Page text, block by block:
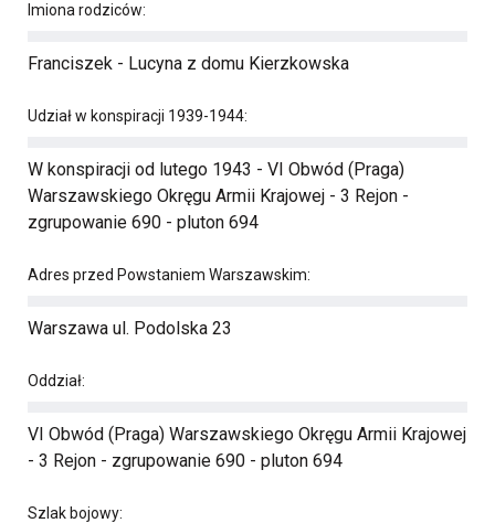
Imiona rodziców:
Franciszek - Lucyna z domu Kierzkowska
Udział w konspiracji 1939-1944:
W konspiracji od lutego 1943 - VI Obwód (Praga)
Warszawskiego Okręgu Armii Krajowej - 3 Rejon -
zgrupowanie 690 - pluton 694
Adres przed Powstaniem Warszawskim:
Warszawa ul. Podolska 23
Oddział:
VI Obwód (Praga) Warszawskiego Okręgu Armii Krajowej
- 3 Rejon - zgrupowanie 690 - pluton 694
Szlak bojowy: